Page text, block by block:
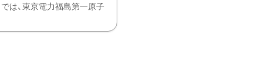
は、東京電力福島第一原子